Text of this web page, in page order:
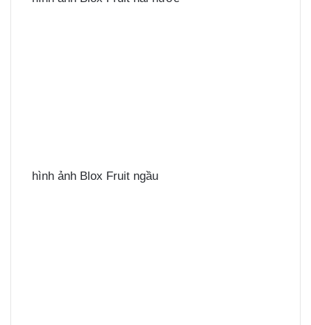
hình ảnh Blox Fruit ngầu